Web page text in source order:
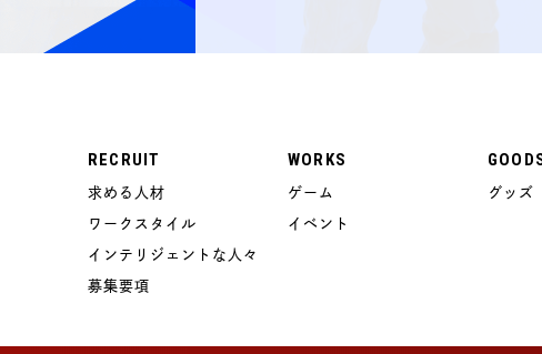
RECRUIT
求める人材
ワークスタイル
インテリジェントな人々
募集要項
WORKS
ゲーム
イベント
グッズ